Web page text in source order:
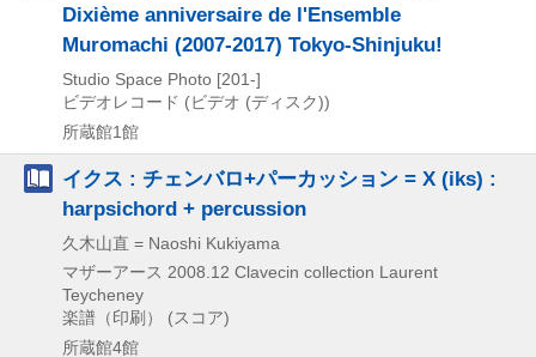
Dixième anniversaire de l'Ensemble
Muromachi (2007-2017) Tokyo-Shinjuku!
Studio Space Photo [201-]
ビデオレコード (ビデオ (ディスク))
所蔵館1館
イクス : チェンバロ+パーカッション = X (iks) :
harpsichord + percussion
久木山直 = Naoshi Kukiyama
マザーアース 2008.12 Clavecin collection Laurent
Teycheney
楽譜（印刷） (スコア)
所蔵館4館